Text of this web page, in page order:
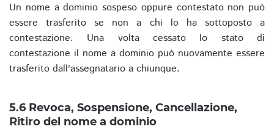
Un nome a dominio sospeso oppure contestato non può
essere trasferito se non a chi lo ha sottoposto a
contestazione. Una volta cessato lo stato di
contestazione il nome a dominio può nuovamente essere
trasferito dall'assegnatario a chiunque.
5.6 Revoca, Sospensione, Cancellazione,
Ritiro del nome a dominio